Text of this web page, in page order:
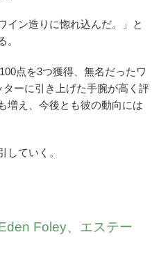
イン造りに惚れ込んだ。」と
。
点を3つ獲得、無名だったワ
ーに引き上げた手腕が高く評
増え、今後とも彼の動向には
していく。
Foley、エステー